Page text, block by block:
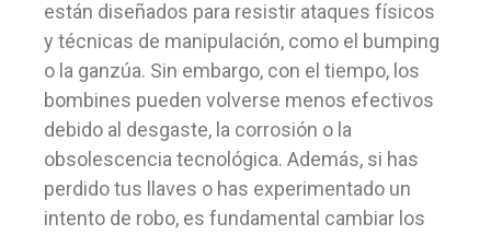
están diseñados para resistir ataques físicos
y técnicas de manipulación, como el bumping
o la ganzúa. Sin embargo, con el tiempo, los
bombines pueden volverse menos efectivos
debido al desgaste, la corrosión o la
obsolescencia tecnológica. Además, si has
perdido tus llaves o has experimentado un
intento de robo, es fundamental cambiar los